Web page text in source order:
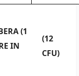
(1
IN
(12
CFU)